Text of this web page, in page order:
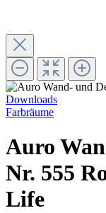
Downloads
Farbräume
Auro
Nr. 555
Life